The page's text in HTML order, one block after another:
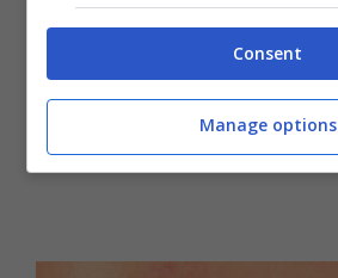
Consent
Manage options